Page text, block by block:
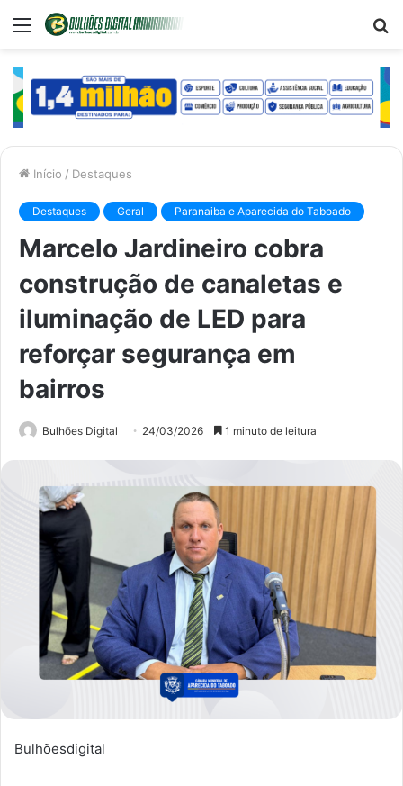
Menu
Início / Destaques
Destaques Geral Paranaiba e Aparecida do Taboado
Marcelo Jardineiro cobra
construção de canaletas e
iluminação de LED para
reforçar segurança em
bairros
Bulhões Digital 24/03/2026 1 minuto de leitura
Bulhõesdigital